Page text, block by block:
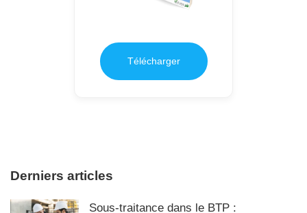
Télécharger
Derniers articles
Sous-traitance dans le BTP :